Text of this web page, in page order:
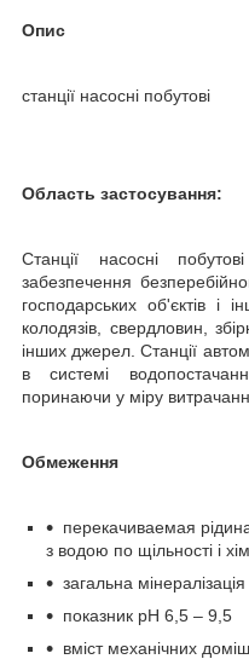
Опис
станції насосні побутові
Область застосування:
Станції насосні
забезпечення
господарських об'єктів і
колодязів, свердловин,
інших джерел. Станції
в системі
поринаючи у міру
Обмеження
перекачиваемая
з водою по щільності і
загальна
показник рН 6,5 – 9,5
вміст механічних